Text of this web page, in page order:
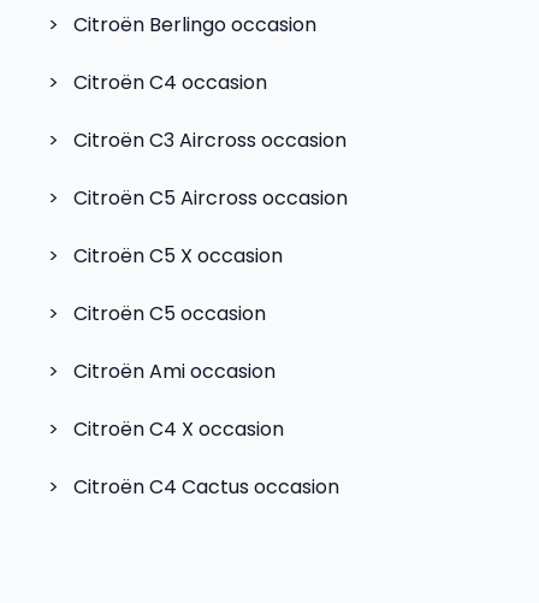
> Citroën Berlingooccasion
> Citroën C4 occasion
> Citroën C3 Aircrossoccasion
> Citroën C5 Aircrossoccasion
> Citroën C5 X occasion
> Citroën C5occasion
> Citroën Amioccasion
> Citroën C4 X occasion
> Citroën C4 Cactusoccasion